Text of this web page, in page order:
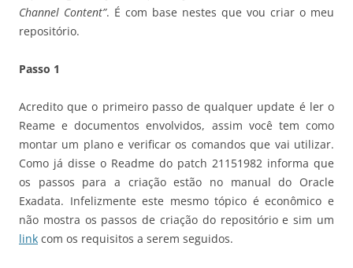
Channel Content”. É com base nestes que vou criar o meu
repositório.
Passo 1
Acredito que o primeiro passo de qualquer update é ler o
Reame e documentos envolvidos, assim você tem como
montar um plano e verificar os comandos que vai utilizar.
Como já disse o Readme do patch 21151982 informa que
os passos para a criação estão no manual do Oracle
Exadata. Infelizmente este mesmo tópico é econômico e
não mostra os passos de criação do repositório e sim um
link com os requisitos a serem seguidos.